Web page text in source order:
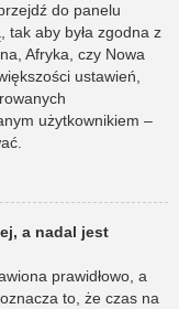
do panelu
tak aby była zgodna z
Afryka, czy Nowa
ustawień,
użytkownikiem –
a nadal jest
prawidłowo, a
to, że czas na